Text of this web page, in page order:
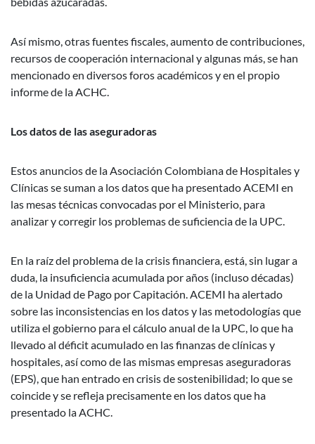
Así mismo, otras fuentes fiscales, aumento de contribuciones,
recursos de cooperación internacional y algunas más, se han
mencionado en diversos foros académicos y en el propio
informe de la ACHC.
Los datos de las aseguradoras
Estos anuncios de la Asociación Colombiana de Hospitales y
Clínicas se suman a los datos que ha presentado ACEMI en
las mesas técnicas convocadas por el Ministerio, para
analizar y corregir los problemas de suficiencia de la UPC.
En la raíz del problema de la crisis financiera, está, sin lugar a
duda, la insuficiencia acumulada por años (incluso décadas)
de la Unidad de Pago por Capitación. ACEMI ha alertado
sobre las inconsistencias en los datos y las metodologías que
utiliza el gobierno para el cálculo anual de la UPC, lo que ha
llevado al déficit acumulado en las finanzas de clínicas y
hospitales, así como de las mismas empresas aseguradoras
(EPS), que han entrado en crisis de sostenibilidad; lo que se
coincide y se refleja precisamente en los datos que ha
presentado la ACHC.